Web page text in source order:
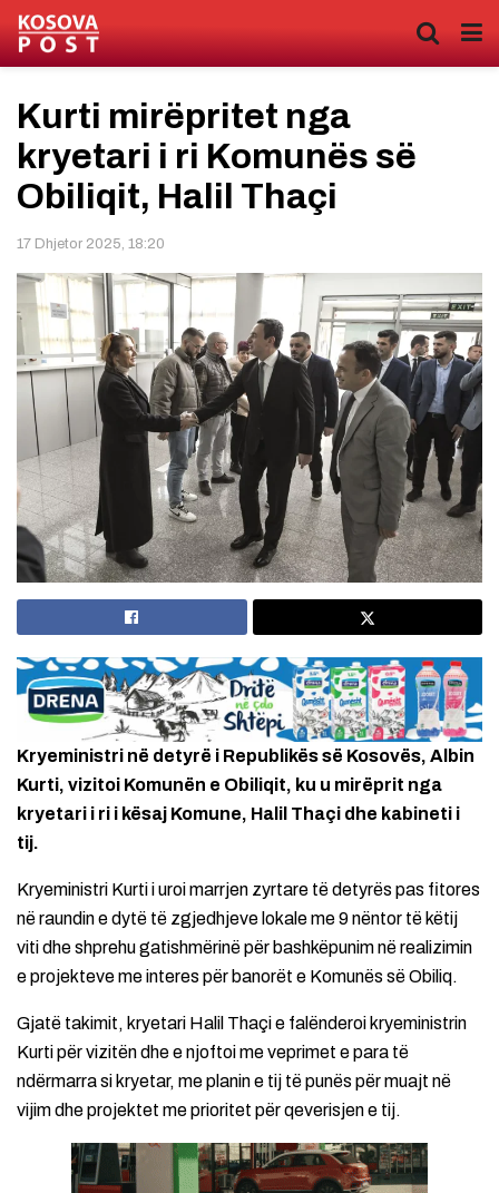
Kurti mirëpritet nga
kryetari i ri Komunës së
Obiliqit, Halil Thaçi
17 Dhjetor 2025, 18:20
Kryeministri në detyrë i Republikës së Kosovës, Albin
Kurti, vizitoi Komunën e Obiliqit, ku u mirëprit nga
kryetari i ri i kësaj Komune, Halil Thaçi dhe kabineti i
tij.
Kryeministri Kurti i uroi marrjen zyrtare të detyrës pas fitores
në raundin e dytë të zgjedhjeve lokale me 9 nëntor të këtij
viti dhe shprehu gatishmërinë për bashkëpunim në realizimin
e projekteve me interes për banorët e Komunës së Obiliq.
Gjatë takimit, kryetari Halil Thaçi e falënderoi kryeministrin
Kurti për vizitën dhe e njoftoi me veprimet e para të
ndërmarra si kryetar, me planin e tij të punës për muajt në
vijim dhe projektet me prioritet për qeverisjen e tij.